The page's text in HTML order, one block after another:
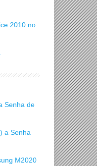
2010 no
Senha de
a Senha
M2020